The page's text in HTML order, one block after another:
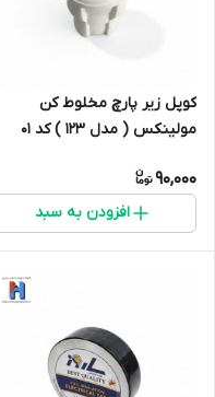
کوپل زیر پارچ مخلوط کن
مولینکس ( مدل 123 ) کد 01
90,000
افزودن به سبد